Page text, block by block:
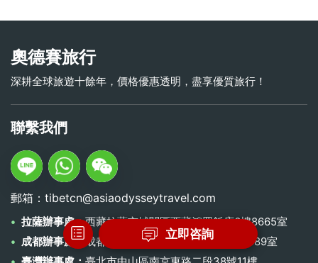
奧德賽旅行
深耕全球旅遊十餘年，價格優惠透明，盡享優質旅行！
聯繫我們
郵箱：tibetcn@asiaodysseytravel.com
拉薩辦事處：西藏拉薩市城關區西藏鴻罡飯店6樓8665室
成都辦事處： 成都市武侯區來鳳五路56號1單元0689室
立即咨詢